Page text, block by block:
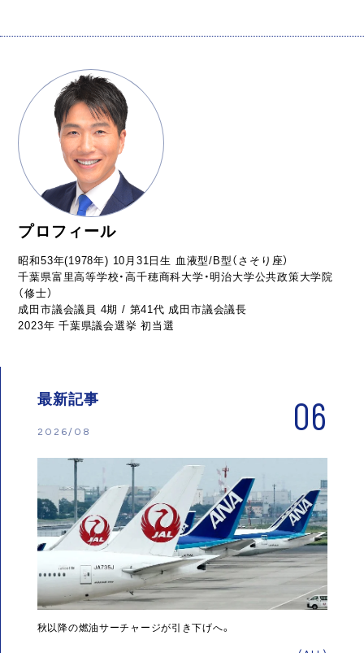
プロフィール
昭和53年(1978年) 10月31日生 血液型/B型（さそり座）
千葉県富里高等学校・高千穂商科大学・明治大学公共政策大学院
（修士）
成田市議会議員 4期 / 第41代 成田市議会議長
2023年 千葉県議会選挙 初当選
最新記事
2026/08 06
秋以降の燃油サーチャージが引き下げへ。